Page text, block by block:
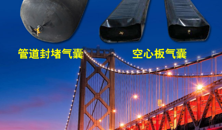
管道封堵气囊（橡胶水
管道封堵气囊